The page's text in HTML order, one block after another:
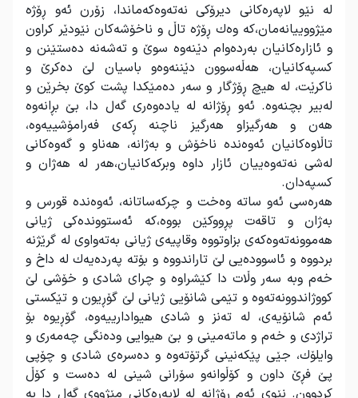
لە نێو لاپەرەكانی دیرۆكی نەتەوەكەماندا، زۆرن ئەو ڕۆژە
مێژووییانەمان،كە وەك ڕۆژە تاڵ و ناخۆشەكان نێودێر كراون
و ئازارەكانیان بەردەوام دێنەوە سوێ و تەشەنە دەستێنن و
كسپەكانیان، هەڵەسوون دێننەوەو باسیان لێ دەكرێ و
ناكرێت، لە هیچ ڕۆژگار و سەر دەمێكدا پشت كوێ بخرێن و
لەبیر بچنەوە. ئەو ڕۆژانە لە یادەوەری گەل دا، بێ بڕانەوە
هەن و هەرگیزاو هەرگیز ناچنە ڕكەی فەرامۆشییەوە،
تاڵاوەكانیان ئەوەندە ناخۆش و بەژانە، هەناو و گەوەكانی
لەشی نەتەوەییان ئازار داوە وبركەكانیان،هەر لە هەژان و
كسپەدان.
هەرەسی ئەو ساتە وەخت و چركەساتانە، ئەوەندە قورس و
بەژان و تاقەت پڕووكێن بووە،كە ئەستووندەكی ژیانی
هەموونەتەوەكەی بزاوتووە وقاپیەی ژیانی بەتەواوی لە گرێژنە
بردووە و ئاسوودەیی لێ تاراندووە و بۆتە پەردەیەك لە داخ و
خەم وبە سەر وڵات دا كێشراوە و چرای شادی و خۆشی لێ
كووژاندوونەتەوە و تێمی شانۆیی ژیانی لێ گۆڕیون و تێكستی
ئەم شانۆیەی، لە تەنز و شادی هیوادارییەوە، گۆڕیوە بۆ
تراژدی و خەم و ماتەمینی و بێ هیوایی ودەنگی چەمەری و
وایلۆك، جێی پێكەنینی گرتۆتەوە و دەسرەی شادی و چۆپی
پێ فڕێ داون و كۆڵوانەو سۆرانی شینی لە دەست و كۆڵ
كردوون. نێوی ئەم ڕۆژانە لە لاپەڕەكانی مێژووی گەل دا بە